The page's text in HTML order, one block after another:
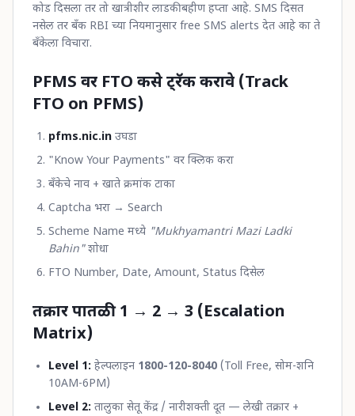
कोड दिसला तर तो खात्रीशीर लाडकी बहीण हप्ता आहे. SMS दिसत
नसेल तर बँक RBI च्या नियमानुसार free SMS alerts देत आहे का ते
बँकेला विचारा.
PFMS वर FTO कसे ट्रॅक करावे (Track
FTO on PFMS)
pfms.nic.in उघडा
"Know Your Payments" वर क्लिक करा
बँकेचे नाव + खाते क्रमांक टाका
Captcha भरा → Search
Scheme Name मध्ये "Mukhyamantri Mazi Ladki
Bahin"शोधा
FTO Number, Date, Amount, Status दिसेल
तक्रार पातळी 1 → 2 → 3 (Escalation
Matrix)
Level 1: हेल्पलाइन 1800-120-8040 (Toll Free, सोम-शनि
10AM-6PM)
Level 2: तालुका सेतू केंद्र / नारीशक्ती दूत — लेखी तक्रार +